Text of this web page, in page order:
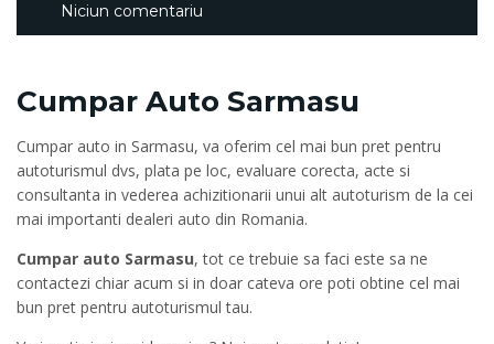
Niciun comentariu
Cumpar Auto Sarmasu
Cumpar auto in Sarmasu, va oferim cel mai bun pret pentru
autoturismul dvs, plata pe loc, evaluare corecta, acte si
consultanta in vederea achizitionarii unui alt autoturism de la cei
mai importanti dealeri auto din Romania.
Cumpar auto Sarmasu, tot ce trebuie sa faci este sa ne
contactezi chiar acum si in doar cateva ore poti obtine cel mai
bun pret pentru autoturismul tau.